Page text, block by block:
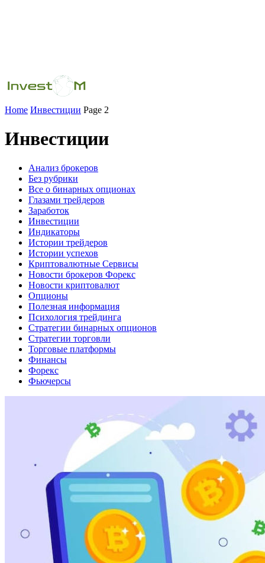
Home Инвестиции Page 2
Инвестиции
Анализ брокеров
Без рубрики
Все о бинарных опционах
Глазами трейдеров
Заработок
Инвестиции
Индикаторы
Истории трейдеров
Истории успехов
Криптовалютные Сервисы
Новости брокеров Форекс
Новости криптовалют
Опционы
Полезная информация
Психология трейдинга
Стратегии бинарных опционов
Стратегии торговли
Торговые платформы
Финансы
Форекс
Фьючерсы